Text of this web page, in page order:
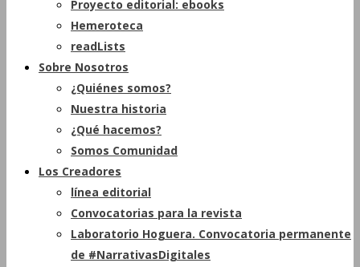
Proyecto editorial: ebooks
Hemeroteca
readLists
Sobre Nosotros
¿Quiénes somos?
Nuestra historia
¿Qué hacemos?
Somos Comunidad
Los Creadores
línea editorial
Convocatorias para la revista
Laboratorio Hoguera. Convocatoria permanente
de #NarrativasDigitales